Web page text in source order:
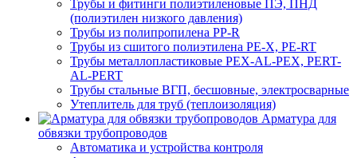
Трубы и фитинги полиэтиленовые ПЭ, ПНД
(полиэтилен низкого давления)
Трубы из полипропилена PP-R
Трубы из сшитого полиэтилена PE-X, PE-RT
Трубы металлопластиковые PEX-AL-PEX, PERT-
AL-PERT
Трубы стальные ВГП, бесшовные, электросварные
Утеплитель для труб (теплоизоляция)
Арматура для
обвязки трубопроводов
Автоматика и устройства контроля